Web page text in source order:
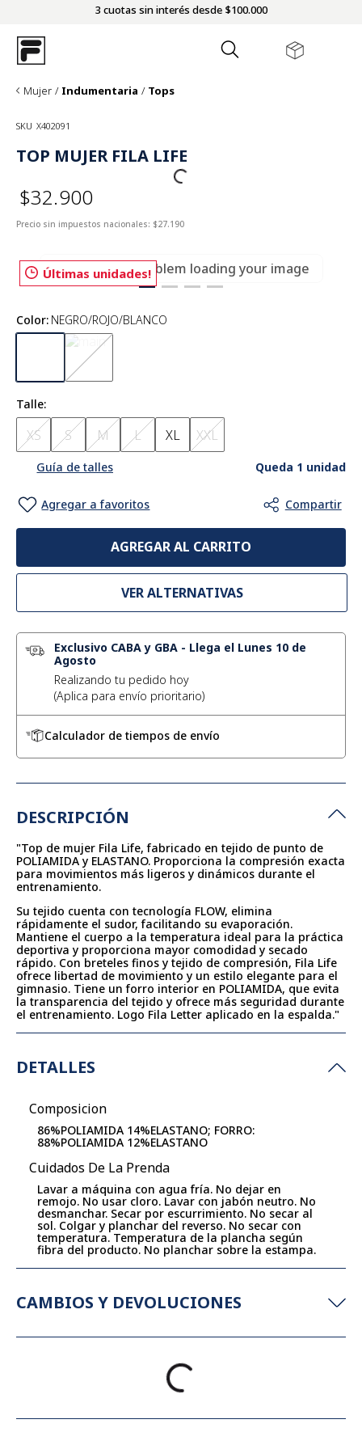
3 cuotas sin interés desde $100.000
Mujer Indumentaria Tops
SKU X402091
TOP MUJER FILA LIFE
$32.900
Precio sin impuestos nacionales: $27.190
Últimas unidades!
There was a problem loading your image
Color: NEGRO/ROJO/BLANCO
Talle
L
M
S XL
XS XXL
Guía de talles Queda 1 unidad
AGREGAR AL CARRITO
VER ALTERNATIVAS
Exclusivo CABA y GBA - Llega el Lunes 10 de
Agosto
Realizando tu pedido hoy
Calculador de tiempos de envío
DESCRIPCIÓN
"Top de mujer Fila Life, fabricado en tejido de punto de
POLIAMIDA y ELASTANO. Proporciona la compresión exacta
para movimientos más ligeros y dinámicos durante el
entrenamiento.
Su tejido cuenta con tecnología FLOW, elimina
rápidamente el sudor, facilitando su evaporación.
Mantiene el cuerpo a la temperatura ideal para la práctica
deportiva y proporciona mayor comodidad y secado
rápido. Con breteles finos y tejido de compresión, Fila Life
ofrece libertad de movimiento y un estilo elegante para el
gimnasio. Tiene un forro interior en POLIAMIDA, que evita
la transparencia del tejido y ofrece más seguridad durante
el entrenamiento. Logo Fila Letter aplicado en la espalda."
DETALLES
Composicion
86%POLIAMIDA 14%ELASTANO; FORRO:
88%POLIAMIDA 12%ELASTANO
Cuidados De La Prenda
Lavar a máquina con agua fría. No dejar en
remojo. No usar cloro. Lavar con jabón neutro. No
desmanchar. Secar por escurrimiento. No secar al
sol. Colgar y planchar del reverso. No secar con
temperatura. Temperatura de la plancha según
fibra del producto. No planchar sobre la estampa.
CAMBIOS Y DEVOLUCIONES